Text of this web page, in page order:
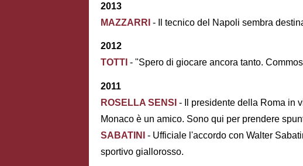
2013
MAZZARRI - Il tecnico del Napoli sembra
2012
TOTTI - "Spero di giocare ancora tanto.
2011
ROSELLA SENSI - Il presidente della Roma in
Monaco è un amico. Sono qui per prendere
SABATINI - Ufficiale l'accordo con Walter
sportivo giallorosso.